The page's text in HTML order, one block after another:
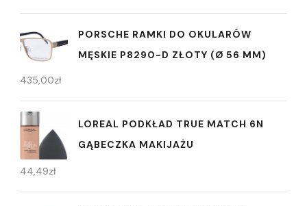
PORSCHE RAMKI DO OKULARÓW
MĘSKIE P8290-D ZŁOTY (Ø 56 MM)
435,00zł
LOREAL PODKŁAD TRUE MATCH 6N
GĄBECZKA MAKIJAŻU
44,49zł